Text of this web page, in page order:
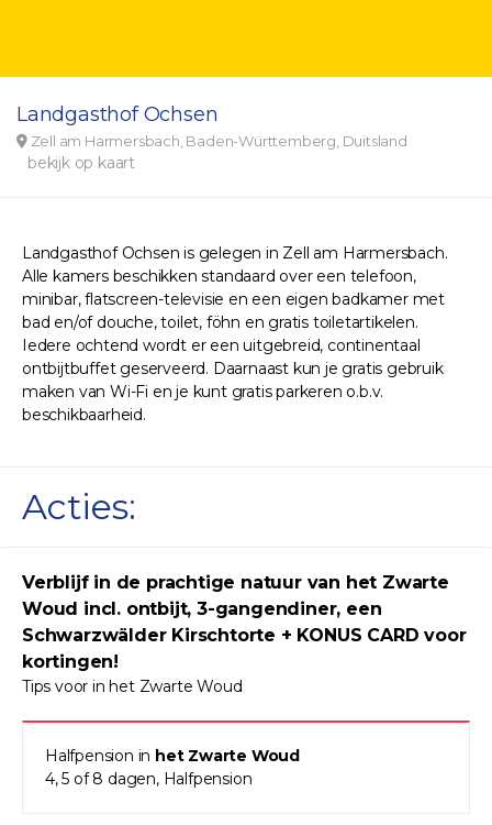
Landgasthof Ochsen
Zell am Harmersbach, Baden-Württemberg, Duitsland
bekijk op kaart
Landgasthof Ochsen is gelegen in Zell am Harmersbach.
Alle kamers beschikken standaard over een telefoon,
minibar, flatscreen-televisie en een eigen badkamer met
bad en/of douche, toilet, föhn en gratis toiletartikelen.
Iedere ochtend wordt er een uitgebreid, continentaal
ontbijtbuffet geserveerd. Daarnaast kun je gratis gebruik
maken van Wi-Fi en je kunt gratis parkeren o.b.v.
beschikbaarheid.
Acties:
Verblijf in de prachtige natuur van het Zwarte
Woud incl. ontbijt, 3-gangendiner, een
Schwarzwälder Kirschtorte + KONUS CARD voor
kortingen!
Tips voor in het Zwarte Woud
Halfpension in het Zwarte Woud
4, 5 of 8 dagen, Halfpension